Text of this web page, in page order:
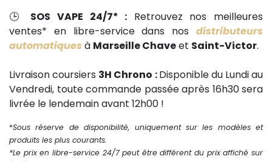
🕒 SOS VAPE 24/7* : Retrouvez nos meilleures
ventes* en libre-service dans nos distributeurs
automatiques à Marseille Chaveet Saint-Victor.
Livraison coursiers 3H Chrono :Disponible du Lundi au
Vendredi, toute commande passée après 16h30 sera
livrée le lendemain avant 12h00 !
*Sous réserve de disponibilité, uniquement sur les modèles et
produits les plus courants.
*Le prix en libre-service 24/7 peut être différent du prix affiché sur